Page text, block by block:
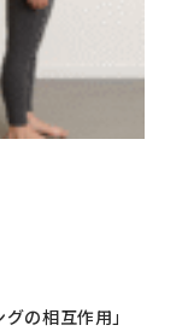
の相互作用」